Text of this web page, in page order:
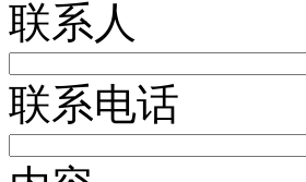
联系人
联系电话